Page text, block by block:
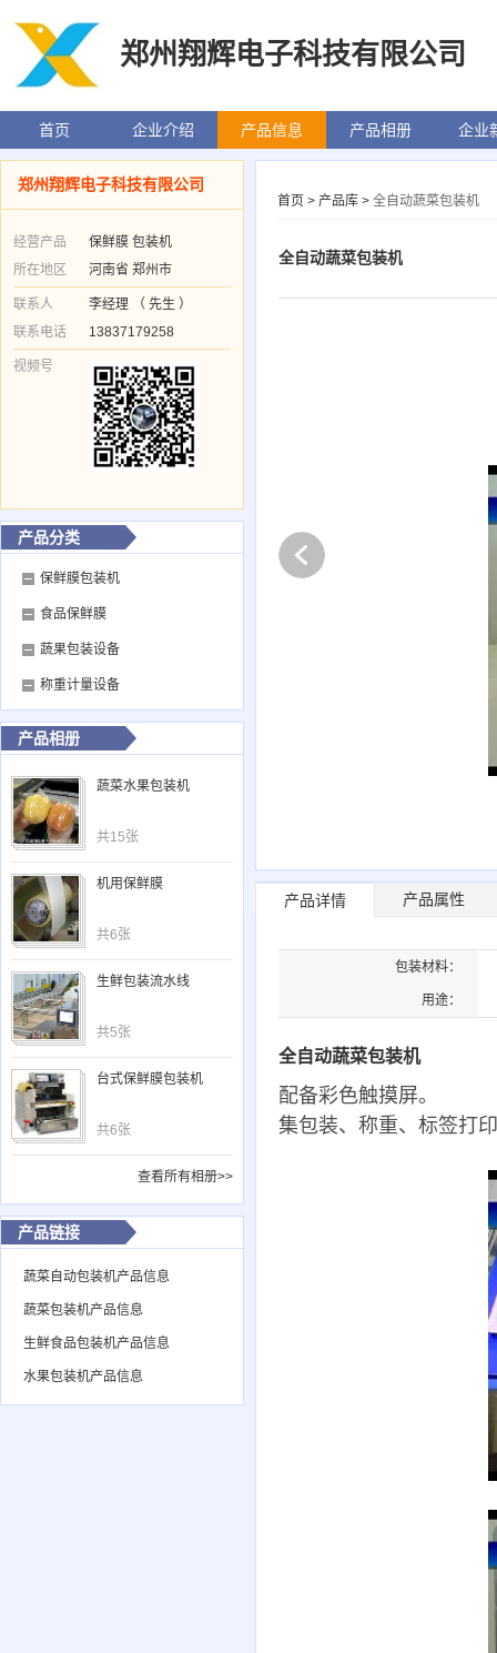
郑州翔辉电子科技有限公司
首页 企业介绍 产品信息 产品相册 企业
首页 > 产品库 > 全自动蔬菜包装机
全自动蔬菜包装机
产品详情 产品属性
包装材料：
用途：
全自动蔬菜包装机
配备彩色触摸屏。
集包装、称重、标签打
郑州翔辉电子科技有限公司
经营产品
保鲜膜 包装机
所在地区
河南省 郑州市
联系人
李经理 （ 先生 ）
联系电话
13837179258
视频号
产品分类
保鲜膜包装机
食品保鲜膜
蔬果包装设备
称重计量设备
产品相册
蔬菜水果包装机
共15张
机用保鲜膜
共6张
生鲜包装流水线
共5张
台式保鲜膜包装机
共6张
查看所有相册>>
产品链接
蔬菜自动包装机产品信息
蔬菜包装机产品信息
生鲜食品包装机产品信息
水果包装机产品信息